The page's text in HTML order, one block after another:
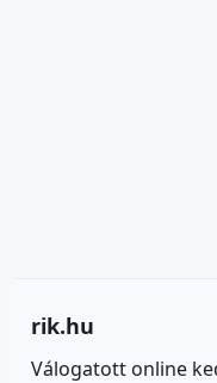
rik.hu
Válogatott online